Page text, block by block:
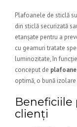
Plafoanele de sticlă
din sticlă securizată
etanșate pentru a
cu geamuri tratate
luminozitate, în
conceput de
optimă, o bună
clienți